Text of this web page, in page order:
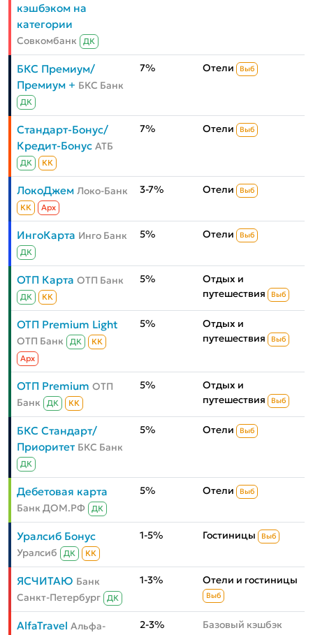
кэшбэком на
категории
Совкомбанк ДК
БКС Премиум/
Премиум + БКС Банк
ДК
7% Отели Выб
Стандарт-Бонус/
Кредит-Бонус АТБ
ДК КК
7% Отели Выб
ЛокоДжем Локо-Банк
КК Aрх
3-7% Отели Выб
ИнгоКарта Инго Банк
ДК
5% Отели Выб
ОТП Карта ОТП Банк
ДК КК
5%
Отдых и
путешествия
Выб
ОТП Premium Light
ОТП Банк ДК
КК
Aрх
5%
Отдых и
путешествия
Выб
ОТП Premium ОТП
Банк
ДК КК
5%
Отдых и
путешествия
Выб
БКС Стандарт/
Приоритет БКС Банк
ДК
5% Отели Выб
Дебетовая карта
Банк ДОМ.РФ ДК
5% Отели Выб
Уралсиб Бонус
Уралсиб ДК КК
1-5% Гостиницы Выб
ЯСЧИТАЮ Банк
Санкт-Петербург
ДК
1-3% Отели и гостиницы
Выб
AlfaTravel Альфа- 2-3% Базовый кэшбэк